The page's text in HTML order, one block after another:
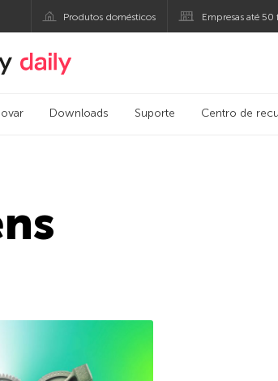
Produtos domésticos Empresas até
Blog oficial da Kaspersky
Downloads Suporte Centro de